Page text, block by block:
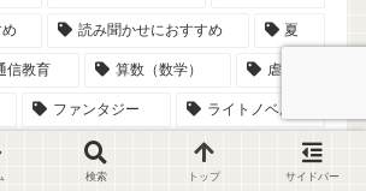
読み聞かせにおすすめ 夏
信教育 算数（数学） 虐待
ファンタジー ライトノベル
ミステリー 二度読み必至
検索 トップ サイドバー